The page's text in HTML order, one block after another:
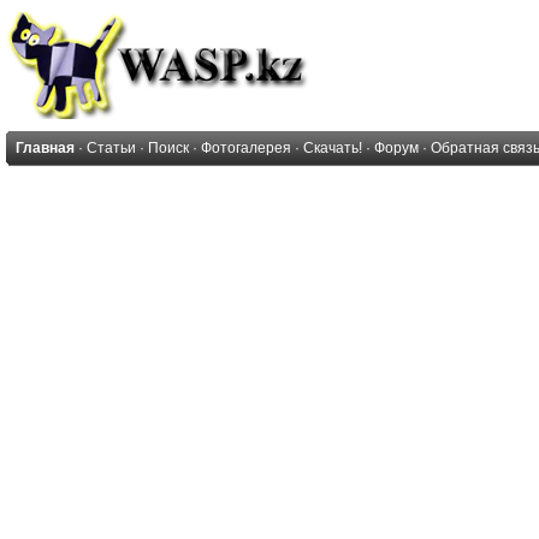
Главная · Статьи · Поиск · Фотогалерея · Скачать! · Форум · Обратная связь